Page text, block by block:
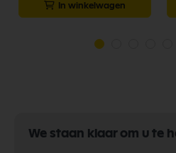
In winkelwagen
We staan klaar om u te